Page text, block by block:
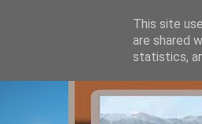
This site
are shared
statistics,